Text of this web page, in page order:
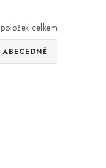
položek celkem
ABECEDNĚ